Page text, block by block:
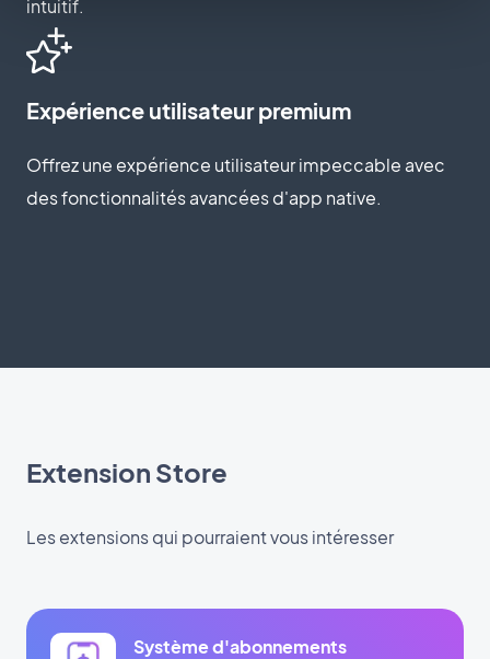
intuitif.
Expérience utilisateur premium
Offrez une expérience utilisateur impeccable avec
des fonctionnalités avancées d'app native.
Extension Store
Les extensions qui pourraient vous intéresser
Système d'abonnements